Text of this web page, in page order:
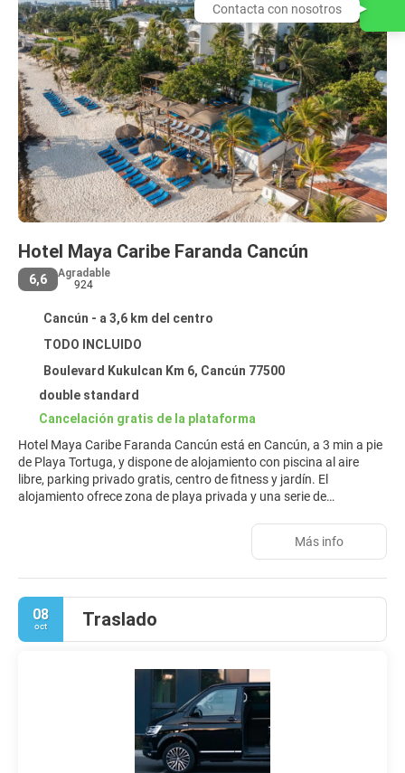
Hotel Maya Caribe Faranda Cancún
6,6
Agradable
924
Cancún - a 3,6 km del centro
TODO INCLUIDO
Boulevard Kukulcan Km 6, Cancún 77500
double standard
Cancelación gratis de la plataforma
Hotel Maya Caribe Faranda Cancún está en Cancún, a 3 min a pie
de Playa Tortuga, y dispone de alojamiento con piscina al aire
libre, parking privado gratis, centro de fitness y jardín. El
alojamiento ofrece zona de playa privada y una serie de
terraza y restaurante. Hay wifi gratis y cajero automático. Todas
las habitaciones en el hotel están equipadas con aire
por cable, caja fuerte y baño privado con ducha. En Hotel Maya
Caribe Faranda Cancún, cada habitación dispone de ropa de
cama y toallas. En el alojamiento se puede disfrutar de un
desayuno buffet. Hotel Maya Caribe Faranda Cancún ofrece zona
estrellas, y la zona es ideal para practicar snorkel. El personal, que
habla inglés y español, ofrece consejos en la recepción. Palacio
Municipal Cancun está a 7 km del alojamiento, y Plaza La Isla está
a 7,5 km. El aeropuerto (Aeropuerto internacional de Cancún) está
Más info
08
oct Traslado
Contacta con nosotros